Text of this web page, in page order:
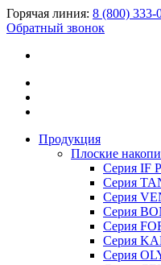
Горячая линия: 8 (800) 333-
Обратный звонок
Продукция
Плоские
Серия IF
Серия
Серия
Серия
Серия
Серия
Серия